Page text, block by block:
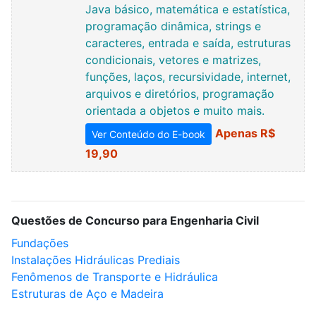
Java básico, matemática e estatística,
programação dinâmica, strings e
caracteres, entrada e saída, estruturas
condicionais, vetores e matrizes,
funções, laços, recursividade, internet,
arquivos e diretórios, programação
orientada a objetos e muito mais.
Ver Conteúdo do E-book
Apenas R$
19,90
Questões de Concurso para Engenharia Civil
Fundações
Instalações Hidráulicas Prediais
Fenômenos de Transporte e Hidráulica
Estruturas de Aço e Madeira